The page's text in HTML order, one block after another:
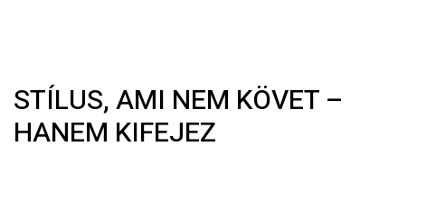
STÍLUS, AMI NEM KÖVET –
HANEM KIFEJEZ